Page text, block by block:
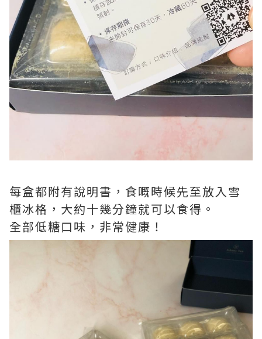
每盒都附有說明書，食嘅時候先至放入雪
櫃冰格，大約十幾分鐘就可以食得。
全部低糖口味，非常健康！